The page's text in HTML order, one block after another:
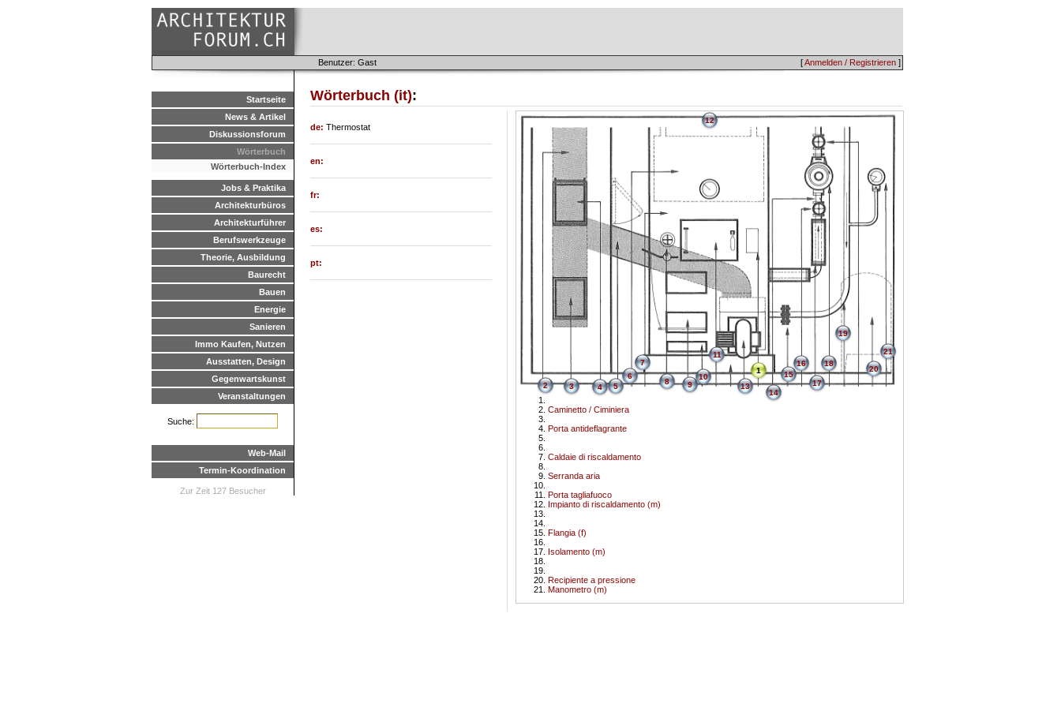
[Anmelden / Registrieren ]
Benutzer: Gast
Startseite
News & Artikel
Diskussionsforum
Wörterbuch
Wörterbuch-Index
Jobs & Praktika
Architekturbüros
Architekturführer
Berufswerkzeuge
Theorie, Ausbildung
Baurecht
Bauen
Energie
Sanieren
Immo Kaufen, Nutzen
Ausstatten, Design
Gegenwartskunst
Veranstaltungen
Suche:
Web-Mail
Termin-Koordination
Zur Zeit 127 Besucher
Wörterbuch (it):
1
Caminetto / Ciminiera
2 3
Porta antideflagrante
4 5
6
Caldaie di riscaldamento
7
8
Serranda aria
9
10
Porta tagliafuoco
11
Impianto di riscaldamento (m)
12
13
14
Flangia (f)
15
16
Isolamento (m)
17
18
19
Recipiente a pressione
20
Manometro (m)
21
de: Thermostat
en:
fr:
es:
pt: